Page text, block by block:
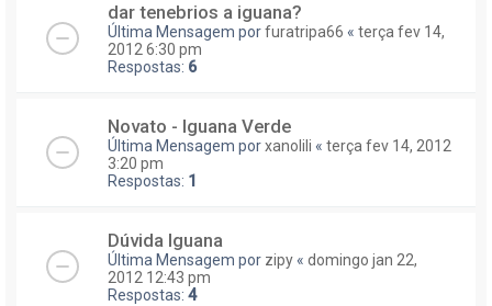
dar tenebrios a iguana?
Última Mensagem porfuratripa66 « terça fev 14,
2012 6:30 pm
Respostas: 6
Novato - Iguana Verde
Última Mensagem porxanolili « terça fev 14, 2012
3:20 pm
Respostas: 1
Dúvida Iguana
Última Mensagem por zipy « domingo jan 22,
2012 12:43 pm
Respostas: 4